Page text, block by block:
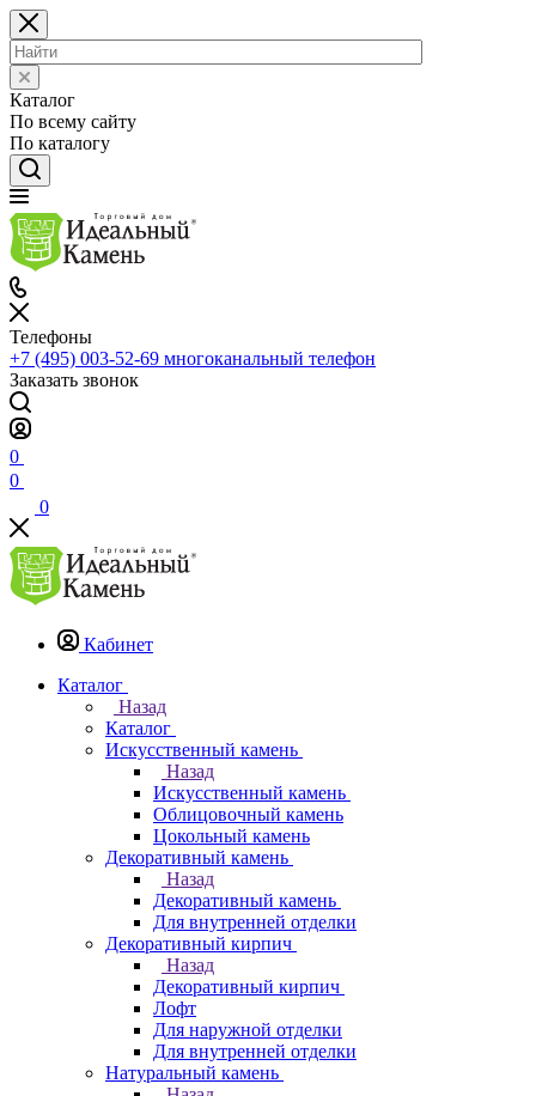
Каталог
По всему сайту
По каталогу
Телефоны
+7 (495) 003-52-69 многоканальный телефон
Заказать звонок
0
0
0
Кабинет
Каталог
Назад
Каталог
Искусственный камень
Назад
Искусственный камень
Облицовочный камень
Цокольный камень
Декоративный камень
Назад
Декоративный камень
Для внутренней отделки
Декоративный кирпич
Назад
Декоративный кирпич
Лофт
Для наружной отделки
Для внутренней отделки
Натуральный камень